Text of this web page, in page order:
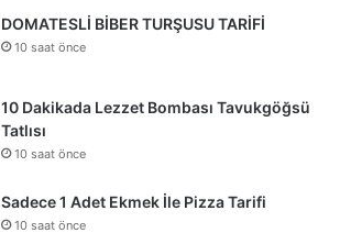
DOMATESLİ BİBER TURŞUSU TARİFİ
10 saat önce
10 Dakikada Lezzet Bombası Tavukgöğsü
Tatlısı
10 saat önce
Sadece 1 Adet Ekmek İle Pizza Tarifi
10 saat önce